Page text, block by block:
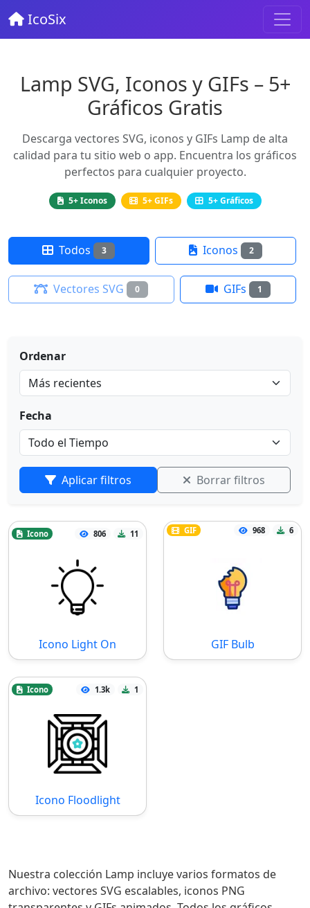
IcoSix
Lamp SVG, Iconos y GIFs – 5+
Gráficos Gratis
Descarga vectores SVG, iconos y GIFs Lamp de alta
calidad para tu sitio web o app. Encuentra los gráficos
perfectos para cualquier proyecto.
5+ Iconos 5+ GIFs 5+ Gráficos
Todos 3 Iconos 2
Vectores SVG 0 GIFs 1
Ordenar
Fecha
Aplicar filtros Borrar filtros
Icono 806 11
Icono Light On
GIF 968 6
GIF Bulb
Icono 1.3k 1
Icono Floodlight
Nuestra colección Lamp incluye varios formatos de
archivo: vectores SVG escalables, iconos PNG